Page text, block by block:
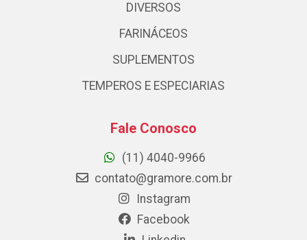
DIVERSOS
FARINÁCEOS
SUPLEMENTOS
TEMPEROS E ESPECIARIAS
Fale Conosco
(11) 4040-9966
contato@gramore.com.br
Instagram
Facebook